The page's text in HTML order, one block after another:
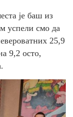
је баш из
успели смо да
25,9
9,2 осто,